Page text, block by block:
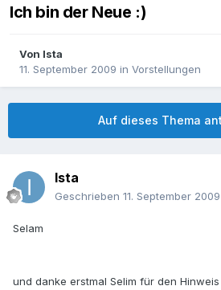
Ich bin der Neue :)
Von Ista
11. September 2009 in Vorstellungen
Auf dieses Thema
Ista
Geschrieben 11. September 2009
Selam
und danke erstmal Selim für den Hinweis